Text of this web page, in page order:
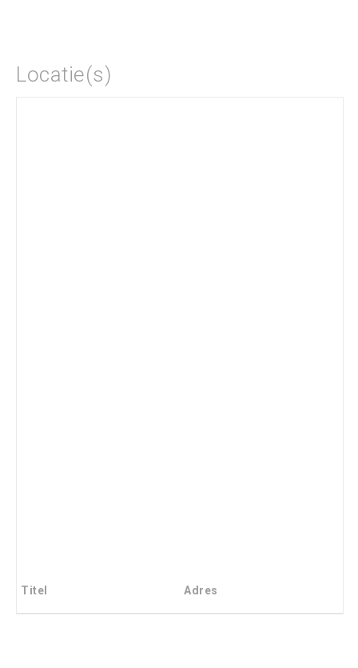
Locatie(s)
Titel Adres